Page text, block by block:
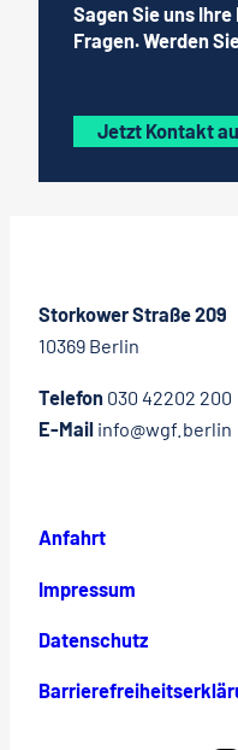
Sagen Sie uns
Fragen. Werden
Jetzt Kontakt
Storkower Straße 209
10369 Berlin
Telefon 030 42202 200
E-Mail info@wgf.berlin
Anfahrt
Impressum
Datenschutz